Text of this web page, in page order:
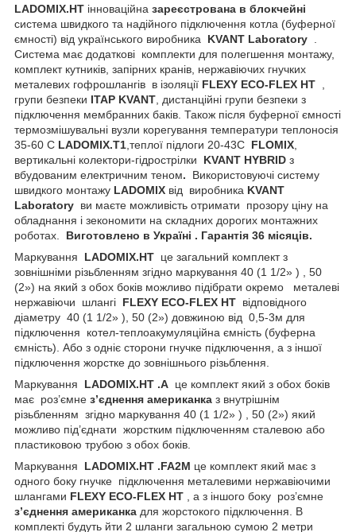
LADOMIX.HT інноваційна зареєстрована в блокчейні
система швидкого та надійного підключення котла (буферної
ємності) від українського виробника
KVANT Laboratory
Система має додаткові комплекти для полегшення монтажу,
комплект кутників, запірних кранів, нержавіючих гнучких
металевих гофрошлангів в ізоляції FLEXY ECO-FLEX HT
групи безпеки ITAP KVANT , дистанційні групи безпеки з
підключення мембранних баків. Також після буферної ємності
термозмішувальні вузли корегування температури теплоносія
35-60 С LADOMIX.Т1 ,теплої підлоги 20-43С FLOMIX
вертикальні колектори-гідрострілки KVANT HYBRID з
вбудованим електричним теном. Використовуючі систему
швидкого монтажу LADOMIX від виробника KVANT
Laboratory ви маєте можливість отримати прозору ціну на
обладнання і зекономити на складних дорогих монтажних
роботах. Виготовлено в Україні . Гарантія 36 місяців.
Маркування LADOMIX.HT це загальний комплект з
зовнішніми різьбленням згідно маркування 40 (1 1/2» ) , 50
(2») на який з обох боків можливо підібрати окремо
металеві
нержавіючи шлангі FLEXY ECO-FLEX HT відповідного
діаметру 40 (1 1/2» ), 50 (2») довжиною від 0,5-3м для
підключення котел-теплоакумуляційна ємність (буферна
ємність). Або з одніє сторони гнучке підключення, а з іншої
підключення жорстке до зовнішнього різьблення.
Маркування LADOMIX.HT .А це комплект який з обох боків
має роз’ємне з’єднення американка з внутрішнім
різьбленням згідно маркування 40 (1 1/2» ) , 50 (2») який
можливо під’єднати жорстким підключенням сталевою або
пластиковою трубою з обох боків.
Маркування LADOMIX.HT .FA2M це комплект який має з
одного боку гнучке підключення металевими нержавіючими
шлангами FLEXY ECO-FLEX HT
, а з іншого боку роз’ємне
з’єднення американка для жорстокого підключення. В
комплекті будуть йти 2 шланги загальною сумою 2 метри